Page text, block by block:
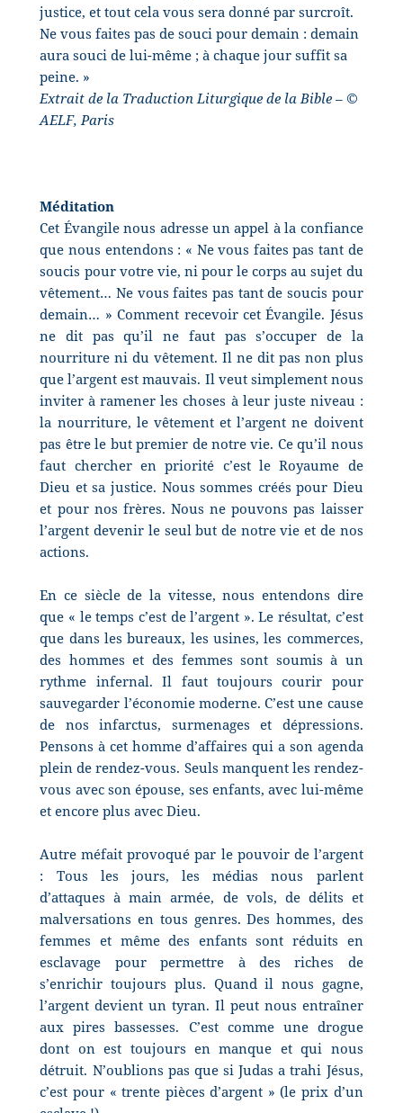
justice, et tout cela vous sera donné par surcroît.
Ne vous faites pas de souci pour demain : demain
aura souci de lui-même ; à chaque jour suffit sa
peine. »
Extrait de la Traduction Liturgique de la Bible – ©
AELF, Paris
Méditation
Cet Évangile nous adresse un appel à la confiance
que nous entendons : « Ne vous faites pas tant de
soucis pour votre vie, ni pour le corps au sujet du
vêtement… Ne vous faites pas tant de soucis pour
demain… » Comment recevoir cet Évangile. Jésus
ne dit pas qu’il ne faut pas s’occuper de la
nourriture ni du vêtement. Il ne dit pas non plus
que l’argent est mauvais. Il veut simplement nous
inviter à ramener les choses à leur juste niveau :
la nourriture, le vêtement et l’argent ne doivent
pas être le but premier de notre vie. Ce qu’il nous
faut chercher en priorité c’est le Royaume de
Dieu et sa justice. Nous sommes créés pour Dieu
et pour nos frères. Nous ne pouvons pas laisser
l’argent devenir le seul but de notre vie et de nos
actions.
En ce siècle de la vitesse, nous entendons dire
que « le temps c’est de l’argent ». Le résultat, c’est
que dans les bureaux, les usines, les commerces,
des hommes et des femmes sont soumis à un
rythme infernal. Il faut toujours courir pour
sauvegarder l’économie moderne. C’est une cause
de nos infarctus, surmenages et dépressions.
Pensons à cet homme d’affaires qui a son agenda
plein de rendez-vous. Seuls manquent les rendez-
vous avec son épouse, ses enfants, avec lui-même
et encore plus avec Dieu.
Autre méfait provoqué par le pouvoir de l’argent
: Tous les jours, les médias nous parlent
d’attaques à main armée, de vols, de délits et
malversations en tous genres. Des hommes, des
femmes et même des enfants sont réduits en
esclavage pour permettre à des riches de
s’enrichir toujours plus. Quand il nous gagne,
l’argent devient un tyran. Il peut nous entraîner
aux pires bassesses. C’est comme une drogue
dont on est toujours en manque et qui nous
détruit. N’oublions pas que si Judas a trahi Jésus,
c’est pour « trente pièces d’argent » (le prix d’un